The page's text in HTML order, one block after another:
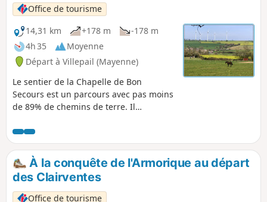
Office de tourisme
14,31 km
+178 m
-178 m
4h 35
Moyenne
Départ à Villepail (Mayenne)
Le sentier de la Chapelle de Bon
Secours est un parcours avec pas moins
de 89% de chemins de terre. Il
rejoignait le Gué Saint-Léonard à
Mayenne. Petit détour recommandé à la
Tourbière des Égoutelles, réserve
naturelle régionale. Ce site de deux
hectares dans une ancienne carrière de
grès armoricain recense plus d’une
À la conquête de l'Armorique au départ
des Clairventes
Office de tourisme